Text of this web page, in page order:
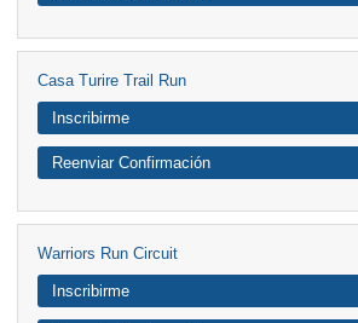
Casa Turire Trail Run
Inscribirme
Reenviar Confirmación
Warriors Run Circuit
Inscribirme